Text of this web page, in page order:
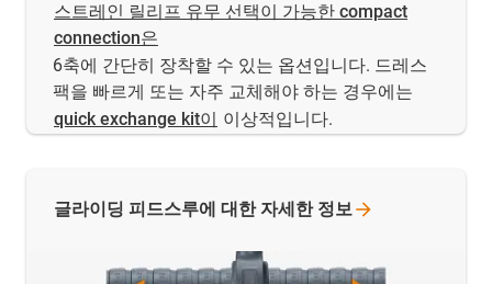
스트레인 릴리프 유무 선택이 가능한 compact
connection은
6축에 간단히 장착할 수 있는 옵션입니다. 드레스
팩을 빠르게 또는 자주 교체해야 하는 경우에는
quick exchange kit이 이상적입니다.
글라이딩 피드스루에 대한 자세한 정보